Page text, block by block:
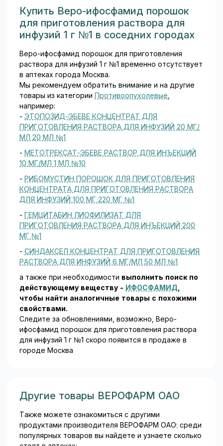
Для приготовления раствора 1 г разводят в 25 мл
воды для инъекций, 2 г - в 50 мл воды для инъекций,
приготовленный таким образом раствор разбавляют
0,5-2 ч.
Для непрерывной инфузии (в течение суток)
назначают в суточной дозе 125-250 мг/кг с
последующим перерывом не менее 3-4 нед. Для
этого раствор ифосфамида разводят в 3 л 5%
раствора декстрозы или 0,9% раствора натрия
хлорида.
Передозировка
выраженность основных побочных эффектов.
Лечение:симптоматическое с обязательным
использованием уромитексана.
Применение при беременности и кормлении
грудью
Женщинам репродуктивного возраста необходимо
применять надежные методы контрацепции в
течение всего курса лечения и на протяжении 3 мес
после его завершения.
В случае необходимости применения в период
лактации следует прекратить грудное
вскармливание.
Уромитексан снижает нефротоксичность.
Цисплатин усиливает выраженность побочных
эффектов со стороны центральной нервной
системы.
конструкция состава
обеспечивает хорошую
биодоступность при
Купить Веро-ифосфамид порошок
для приготовления раствора для
инфузий 1 г №1 в соседних городах
Веро-ифосфамид порошок для приготовления
раствора для инфузий 1 г №1 временно отсутствует
в аптеках города Москва.
Мы рекомендуем обратить внимание и на другие
товары из категории Противоопухолевые,
например:
- ЭТОПОЗИД-ЭБЕВЕ КОНЦЕНТРАТ ДЛЯ
ПРИГОТОВЛЕНИЯ РАСТВОРА ДЛЯ ИНФУЗИЙ 20 МГ/
МЛ 20 МЛ №1
- МЕТОТРЕКСАТ-ЭБЕВЕ РАСТВОР ДЛЯ ИНЪЕКЦИЙ
10 МГ/МЛ 1 МЛ №10
- РИБОМУСТИН ПОРОШОК ДЛЯ ПРИГОТОВЛЕНИЯ
КОНЦЕНТРАТА ДЛЯ ПРИГОТОВЛЕНИЯ РАСТВОРА
ДЛЯ ИНФУЗИЙ 100 МГ 220 МГ №1
- ГЕМЦИТАБИН ЛИОФИЛИЗАТ ДЛЯ
ПРИГОТОВЛЕНИЯ РАСТВОРА ДЛЯ ИНЪЕКЦИЙ 200
МГ №1
- СИНДАКСЕЛ КОНЦЕНТРАТ ДЛЯ ПРИГОТОВЛЕНИЯ
РАСТВОРА ДЛЯ ИНФУЗИЙ 6 МГ/МЛ 50 МЛ №1
а также при необходимости выполнить поиск по
действующему веществу - ИФОСФАМИД,
чтобы найти аналогичные товары c похожими
свойствами.
Следите за обновлениями, возможно, Веро-
ифосфамид порошок для приготовления раствора
для инфузий 1 г №1 скоро появится в продаже в
городе Москва
Другие товары ВЕРОФАРМ ОАО
Также можете ознакомиться с другими
продуктами производителя ВЕРОФАРМ ОАО: среди
популярных товаров вы найдете и узнаете сколько